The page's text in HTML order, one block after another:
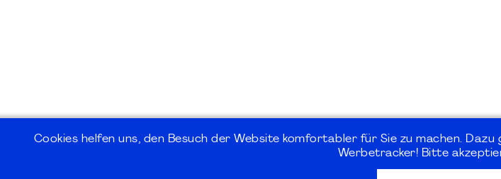
Cookies helfen uns, den Besuch der Website komfortabler für Sie zu machen.
Werbetracker! Bitte